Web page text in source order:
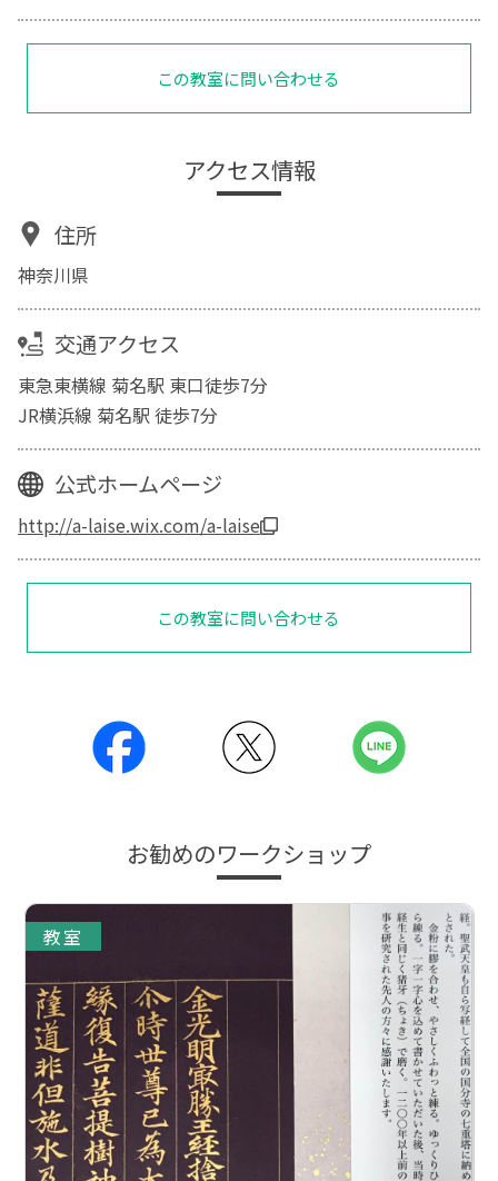
この教室に問い合わせる
アクセス情報
住所
神奈川県
交通アクセス
東急東横線 菊名駅 東口徒歩7分
JR横浜線 菊名駅 徒歩7分
公式ホームページ
http://a-laise.wix.com/a-laise
この教室に問い合わせる
お勧めのワークショップ
教室